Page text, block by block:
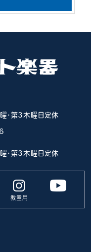
･第3木曜日定休
6
･第3木曜日定休
教室用